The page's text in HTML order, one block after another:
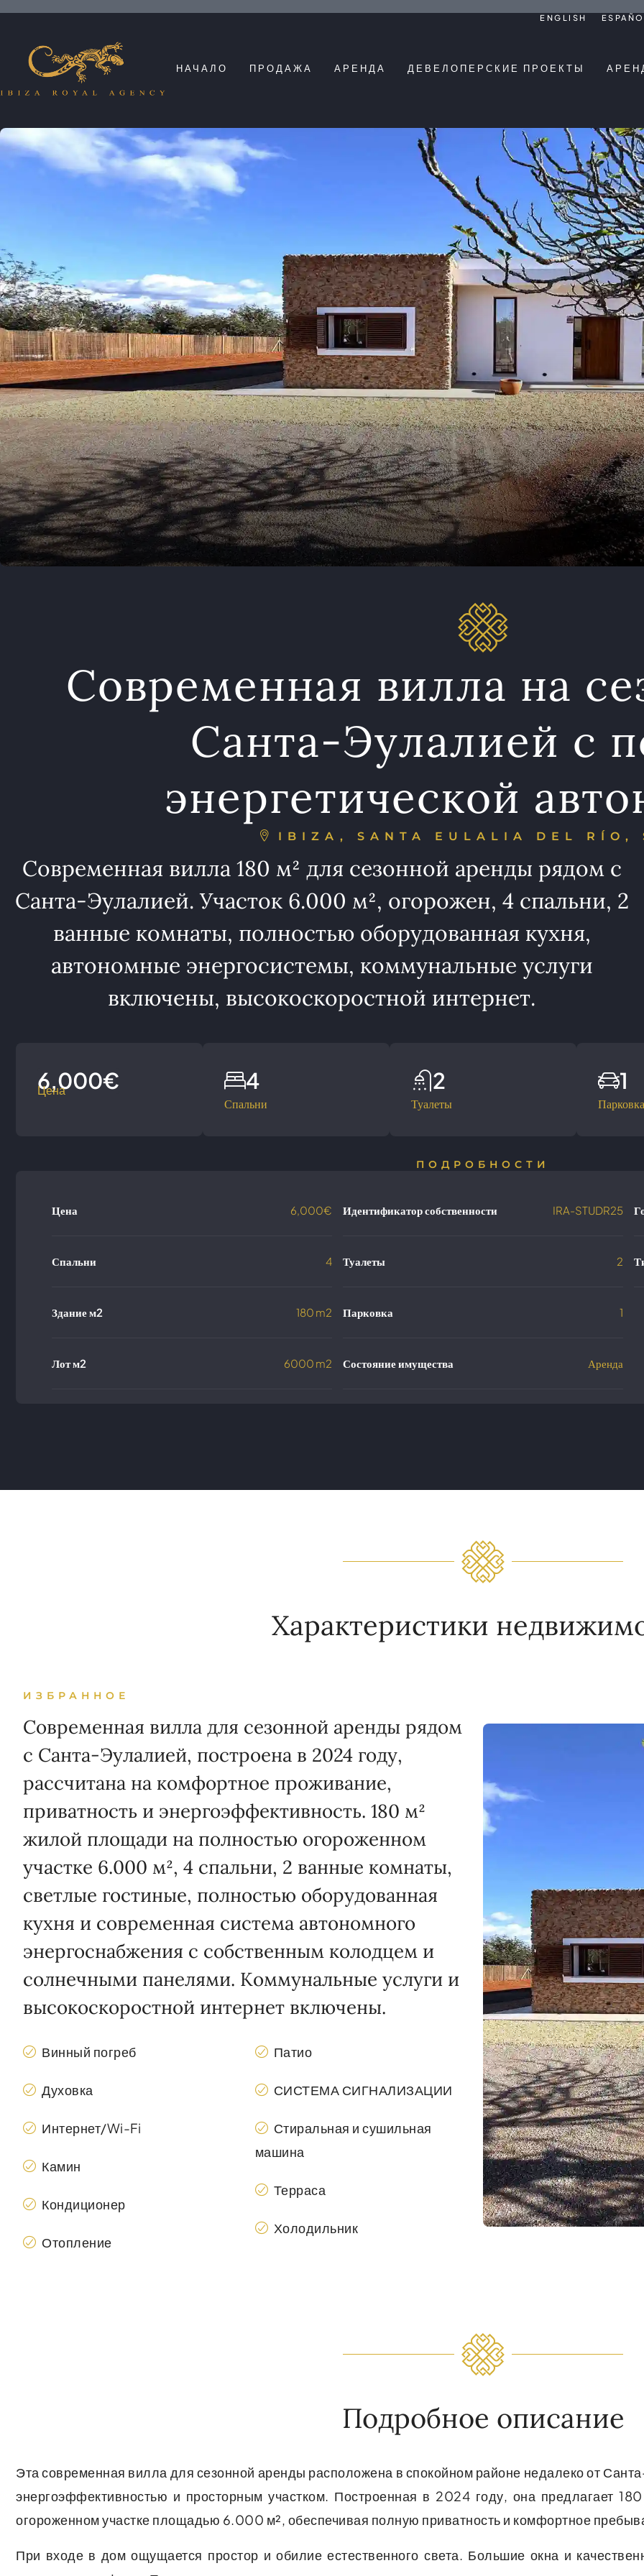
ENGLISH
НАЧАЛО ПРОДАЖА АРЕНДА ДЕВЕЛОПЕРСКИЕ ПРОЕКТЫ
Современная вилла на
Санта-Эулалией с
энергетической
IBIZA, SANTA EULALIA DEL RÍO,
Современная вилла 180 м² для сезонной аренды рядом с
Санта-Эулалией. Участок 6.000 м², огорожен, 4 спальни, 2
ванные комнаты, полностью оборудованная кухня,
автономные энергосистемы, коммунальные услуги
включены, высокоскоростной интернет.
6,000€
Цена
Спальни
4
Туалеты
2
Парковка
1
ПОДРОБНОСТИ
Цена 6,000€
Спальни 4
Здание м2 180 m2
Лот м2 6000 m2
Идентификатор собственности IRA-STUDR25
Туалеты 2
Парковка 1
Состояние имущества Аренда
Характеристики
ИЗБРАННОЕ
Современная вилла для сезонной аренды рядом
с Санта-Эулалией, построена в 2024 году,
рассчитана на комфортное проживание,
приватность и энергоэффективность. 180 м²
жилой площади на полностью огороженном
участке 6.000 м², 4 спальни, 2 ванные комнаты,
светлые гостиные, полностью оборудованная
кухня и современная система автономного
энергоснабжения с собственным колодцем и
солнечными панелями. Коммунальные услуги и
высокоскоростной интернет включены.
Винный погреб
Духовка
Интернет/Wi-Fi
Камин
Кондиционер
Отопление
Патио
СИСТЕМА СИГНАЛИЗАЦИИ
Стиральная и сушильная
машина
Терраса
Холодильник
Подробное описание
Эта современная вилла для сезонной аренды расположена в спокойном районе недалеко от
энергоэффективностью и просторным участком. Построенная в 2024 году, она предлагает
огороженном участке площадью 6.000 м², обеспечивая полную приватность и комфортное
При входе в дом ощущается простор и обилие естественного света. Большие окна и